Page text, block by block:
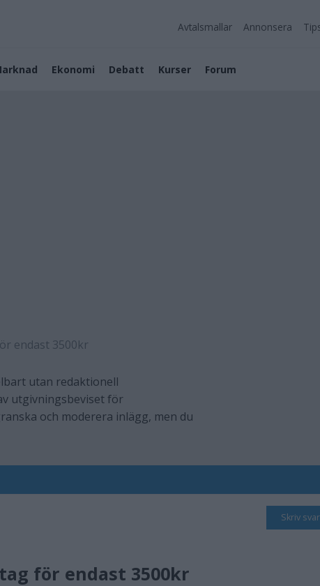
Avtalsmallar Annonsera
Ekonomi Debatt Kurser Forum
endast 3500kr
utan redaktionell
utgivningsbeviset för
och moderera inlägg, men du
Skriv svar
för endast 3500kr